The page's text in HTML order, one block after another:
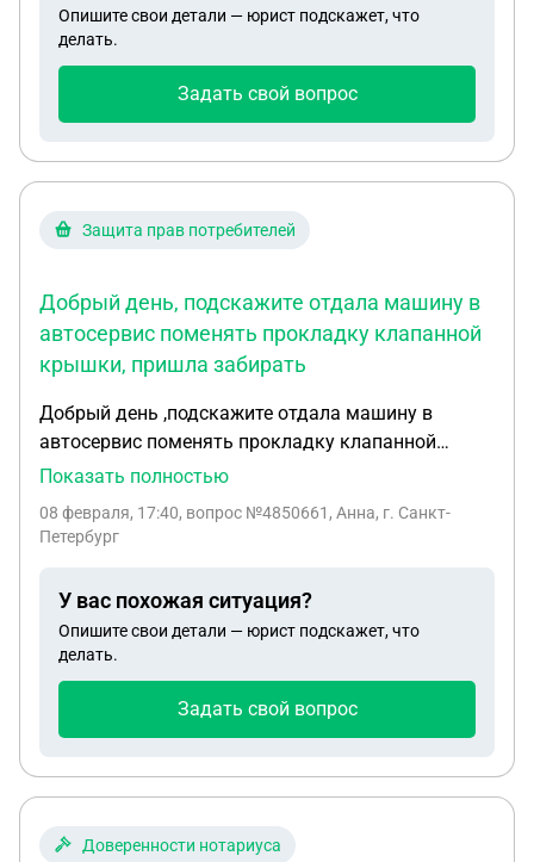
Опишите свои детали — юрист подскажет, что
делать.
Задать свой вопрос
Защита прав потребителей
Добрый день, подскажите отдала машину в
автосервис поменять прокладку клапанной
крышки, пришла забирать
Добрый день ,подскажите отдала машину в
автосервис поменять прокладку клапанной
крышки,пришла забирать авто появился шум в
машину,написали что готова.приезаоа забирать
другой сервис там все проверили сказали повело
клапанную крышку,скорей всего они ее уронили
.Чеки и заказ наряд обещали прислать т.к не
работал комьпьютер.Теперь они не отвечают на
смс и звонки
Показать полностью
08 февраля, 17:40, вопрос №4850661, Анна, г. Санкт-
Петербург
У вас похожая ситуация?
Опишите свои детали — юрист подскажет, что
делать.
Задать свой вопрос
Доверенности нотариуса